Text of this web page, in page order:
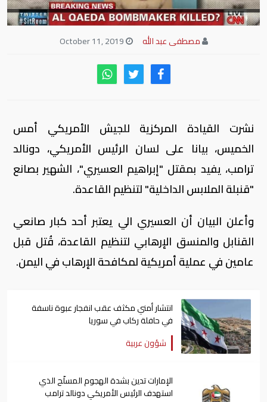
مصطفى عبد الله
نشرت القيادة المركزية للجيش الأمريكي أمس
الخميس، بيانا على لسان الرئيس الأمريكي، دونالد
ترامب، يفيد بمقتل "إبراهيم العسيري"، الشهير بصانع
"قنبلة الملابس الداخلية" لتنظيم القاعدة.
وأعلن البيان أن العسيري الي يعتبر أحد كبار صانعي
القنابل والمنسق الإرهابي لتنظيم القاعدة، قُتل قبل
عامين في عملية أمريكية لمكافحة الإرهاب في اليمن.
انتشار أمني مكثف عقب انفجار عبوة ناسفة
في حافلة ركاب في سوريا
شؤون عربية
الإمارات تدين بشدة الهجوم المسلّح الذي
استهدف الرئيس الأمريكي دونالد ترامب